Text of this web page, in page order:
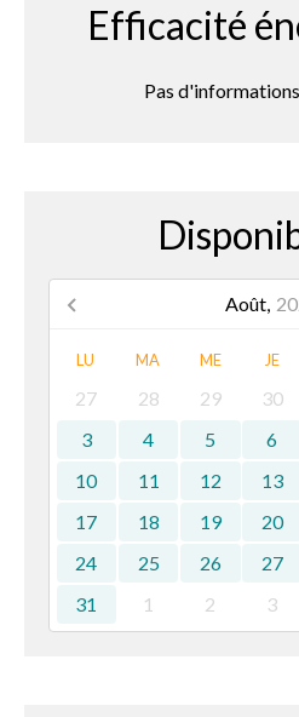
Efficacité
Pas
Août,
LU MA ME JE
27 28 29 30
3
4 5 6
10
11 12 13
17
18 19 20
24
25 26 27
31
1 2 3